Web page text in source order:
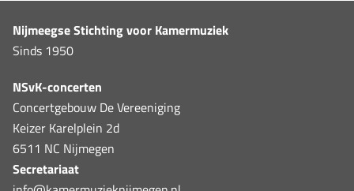
Nijmeegse Stichting voor Kamermuziek
Sinds 1950
NSvK-concerten
Concertgebouw De Vereeniging
Keizer Karelplein 2d
6511 NC Nijmegen
Secretariaat